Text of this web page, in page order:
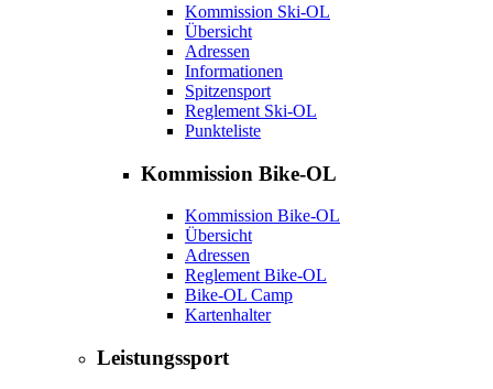
Kommission Ski-OL
Übersicht
Adressen
Informationen
Spitzensport
Reglement Ski-OL
Punkteliste
Kommission Bike-OL
Kommission Bike-OL
Übersicht
Adressen
Reglement Bike-OL
Bike-OL Camp
Kartenhalter
Leistungssport